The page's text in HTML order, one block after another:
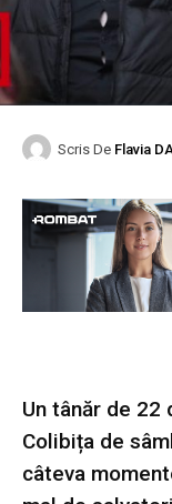
Scris De Flavia
Un tânăr de 22
Colibița de
câteva